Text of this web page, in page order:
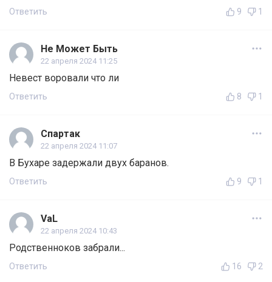
Ответить 9 1
Не Может Быть
22 апреля 2024 11:25
Невест воровали что ли
Ответить 8 1
Спартак
22 апреля 2024 11:07
В Бухаре задержали двух баранов.
Ответить 9 1
VaL
22 апреля 2024 10:43
Родственноков забрали...
Ответить 16 2